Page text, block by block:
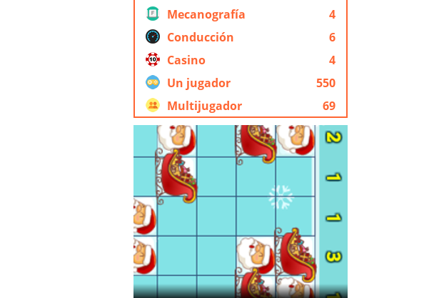
Mecanografía
4
Conducción
6
Casino
4
Un jugador
550
Multijugador
69